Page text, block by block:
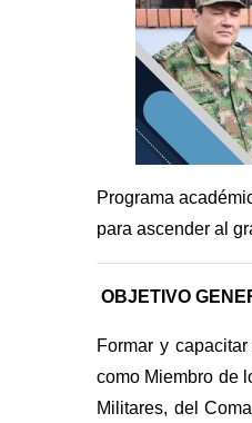
Programa
para ascender al
OBJETIVO
Formar y
como Miembro de
Militares, del